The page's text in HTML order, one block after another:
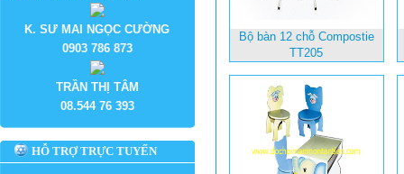
K. SƯ MAI NGỌC CƯỜNG
0903 786 873
TRẦN THỊ TÂM
08.544 76 393
HỖ TRỢ TRỰC TUYẾN
Bộ bàn 12 chỗ Compostie
TT205